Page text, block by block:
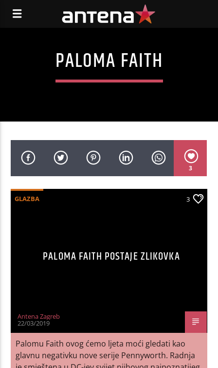
PALOMA FAITH
3
GLAZBA 3
PALOMA FAITH POSTAJE ZLIKOVKA
Antena Zagreb
22/03/2019
Palomu Faith ovog ćemo ljeta moći gledati kao
glavnu negativku nove serije Pennyworth. Radnja